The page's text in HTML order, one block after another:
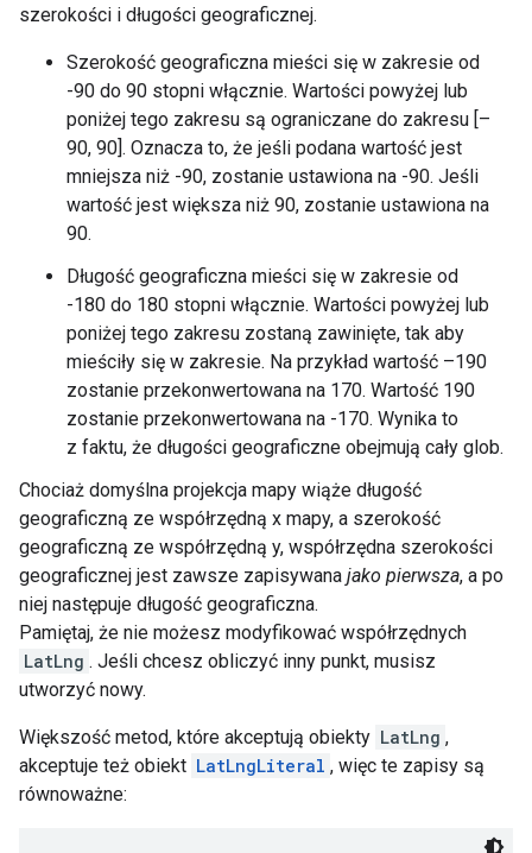
szerokości i długości geograficznej.
Szerokość geograficzna mieści się w zakresie od
-90 do 90 stopni włącznie. Wartości powyżej lub
poniżej tego zakresu są ograniczane do zakresu [–
90, 90]. Oznacza to, że jeśli podana wartość jest
mniejsza niż -90, zostanie ustawiona na -90. Jeśli
wartość jest większa niż 90, zostanie ustawiona na
90.
Długość geograficzna mieści się w zakresie od
-180 do 180 stopni włącznie. Wartości powyżej lub
poniżej tego zakresu zostaną zawinięte, tak aby
mieściły się w zakresie. Na przykład wartość –190
zostanie przekonwertowana na 170. Wartość 190
zostanie przekonwertowana na -170. Wynika to
z faktu, że długości geograficzne obejmują cały glob.
Chociaż domyślna projekcja mapy wiąże długość
geograficzną ze współrzędną x mapy, a szerokość
geograficzną ze współrzędną y, współrzędna szerokości
geograficznej jest zawsze zapisywana jako pierwsza, a po
niej następuje długość geograficzna.
Pamiętaj, że nie możesz modyfikować współrzędnych
LatLng . Jeśli chcesz obliczyć inny punkt, musisz
utworzyć nowy.
Większość metod, które akceptują obiekty LatLng ,
akceptuje też obiekt LatLngLiteral , więc te zapisy są
równoważne: